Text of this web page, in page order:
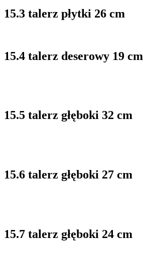
15.3 talerz płytki 26 cm
15.4 talerz deserowy 19 cm
15.5 talerz głęboki 32 cm
15.6 talerz głęboki 27 cm
15.7 talerz głęboki 24 cm